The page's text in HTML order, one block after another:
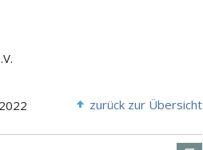
zurück zur Übersicht